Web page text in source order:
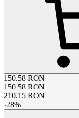
150.58 RON
150.58 RON
210.15 RON
-28%